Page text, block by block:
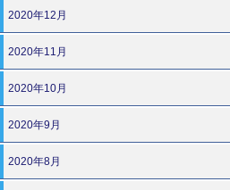
2020年12月
2020年11月
2020年10月
2020年9月
2020年8月